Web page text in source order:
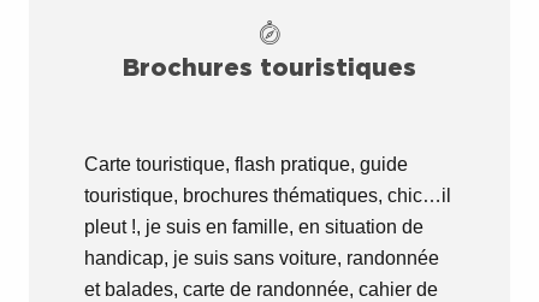
Brochures touristiques
Carte touristique, flash pratique, guide
touristique, brochures thématiques, chic…il
pleut !, je suis en famille, en situation de
handicap, je suis sans voiture, randonnée
et balades, carte de randonnée, cahier de